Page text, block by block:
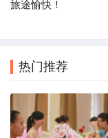
旅途愉快！
热门推荐